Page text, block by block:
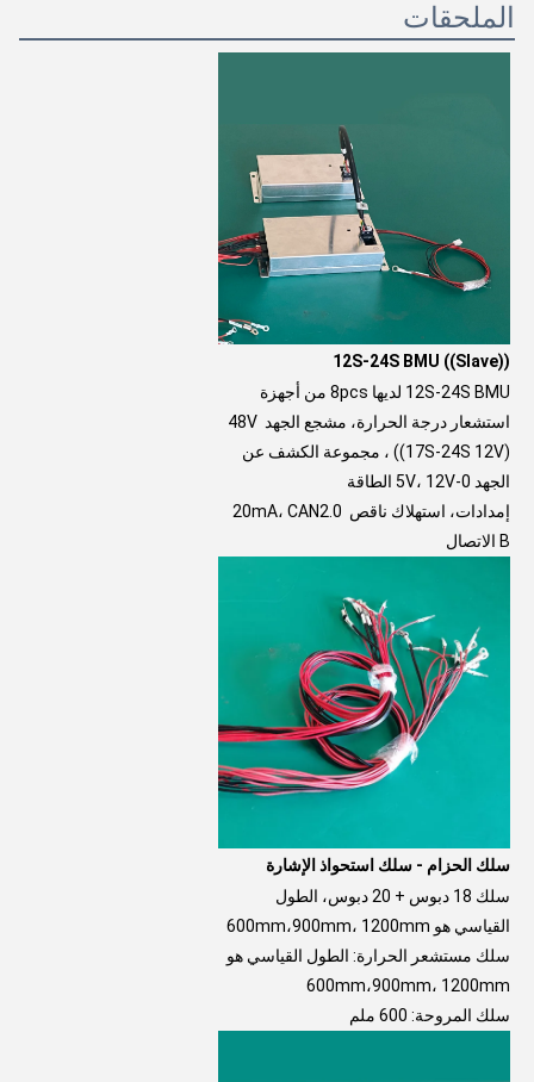
الملحقات
12S-24S BMU ((Slave))
استشعار درجة الحرارة، مشجع الجهد 48V
الجهد 0-5V، 12V الطاقة
إمدادات، استهلاك ناقص 20mA، CAN2.0
B الاتصال
سلك الحزام - سلك استحواذ الإشارة
600mm،900mm، 1200mm
سلك المروحة: 600 ملم